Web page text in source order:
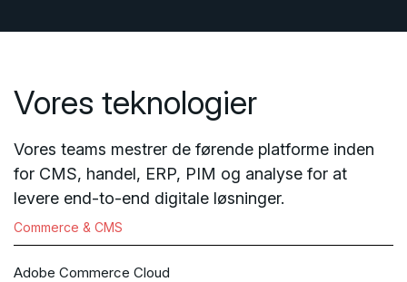
Vores teknologier
Vores teams mestrer de førende platforme inden
for CMS, handel, ERP, PIM og analyse for at
levere end-to-end digitale løsninger.
Commerce & CMS
Adobe Commerce Cloud